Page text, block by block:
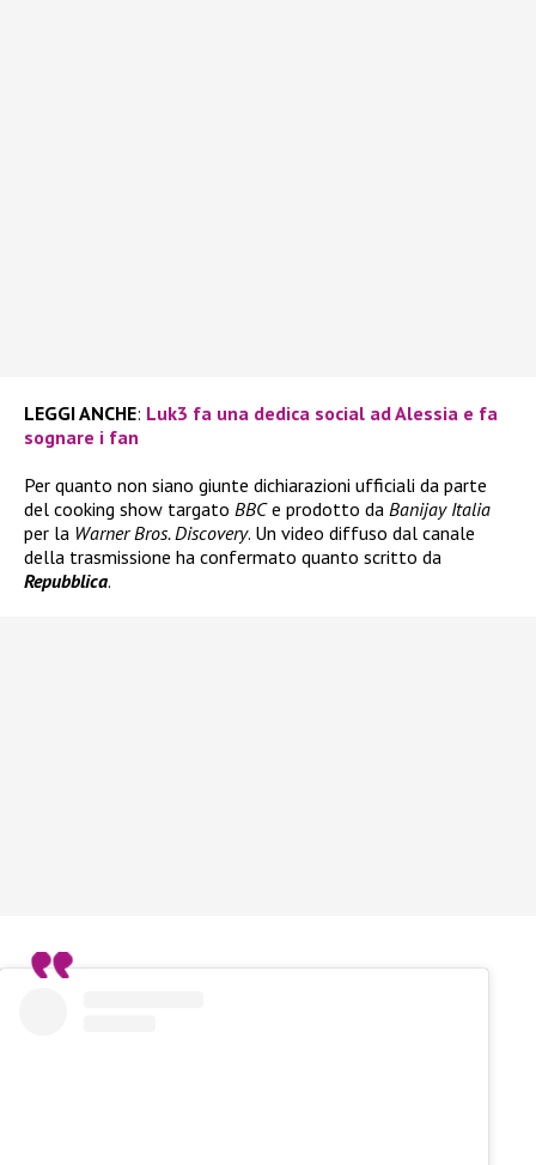
LEGGI ANCHE: Luk3 fa una dedica social ad Alessia e fa
sognare i fan
Per quanto non siano giunte dichiarazioni ufficiali da parte
del cooking show targato BBCe prodotto da Banijay Italia
per la Warner Bros. Discovery. Un video diffuso dal canale
della trasmissione ha confermato quanto scritto da
Repubblica.